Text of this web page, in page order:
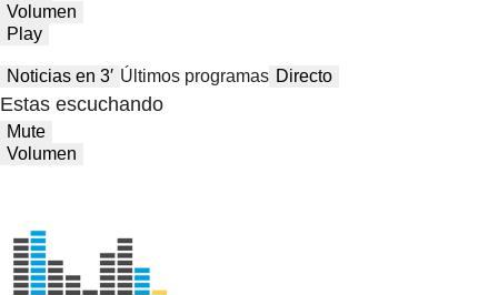
Volumen
Play
Noticias en 3′ Últimos programas Directo
Estas escuchando
Mute
Volumen